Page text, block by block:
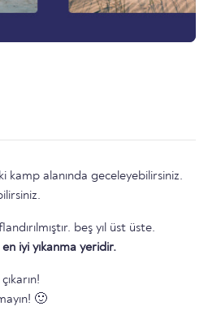
kamp alanında geceleyebilirsiniz.
beş yıl üst üste.
en iyi yıkanma yeridir.
🙂